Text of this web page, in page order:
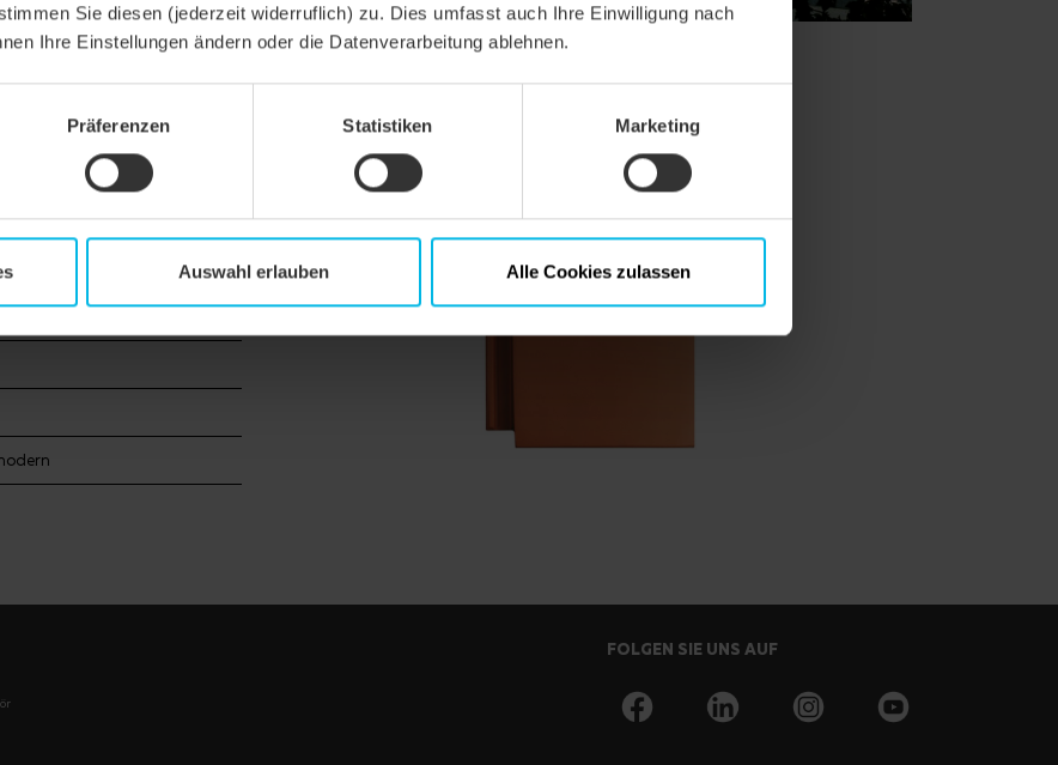
Sie diesen (jederzeit widerruflich) zu. Dies umfasst auch Ihre Einwilligung nach
Ihre Einstellungen ändern oder die Datenverarbeitung ablehnen.
Präferenzen Statistiken Marketing
Auswahl erlauben Alle Cookies zulassen
FOLGEN SIE UNS AUF